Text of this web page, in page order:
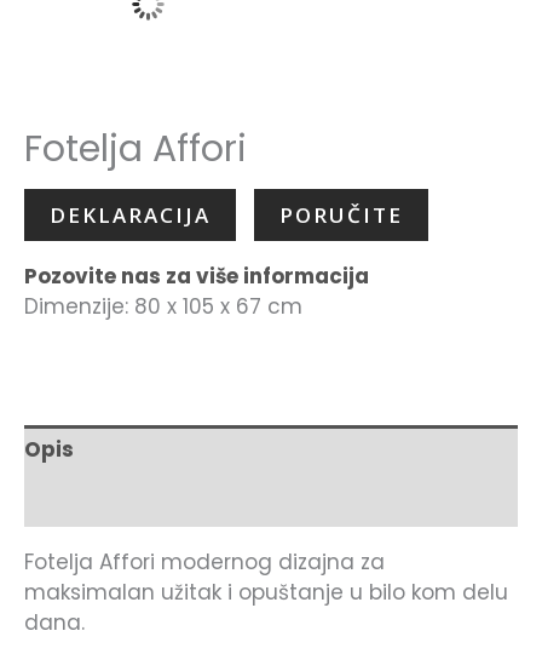
Fotelja Affori
DEKLARACIJA PORUČITE
Pozovite nas za više informacija
Dimenzije: 80 x 105 x 67 cm
Opis
Fotelja Affori modernog dizajna za
maksimalan užitak i opuštanje u bilo kom delu
dana.